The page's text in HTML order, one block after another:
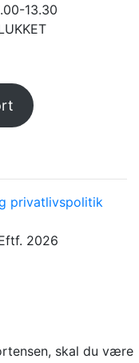
13.30
privatlivspolitik
2026
skal du være